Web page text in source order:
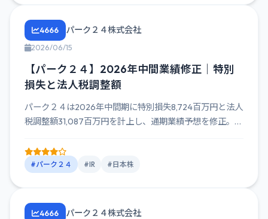
4666 パーク２４株式会社
2026/06/15
【パーク２４】2026年中間業績修正｜特別
損失と法人税調整額
パーク２４は2026年中間期に特別損失8,724百万円と法人
税調整額31,087百万円を計上し、通期業績予想を修正。売
#パーク２４ #IR #日本株
4666 パーク２４株式会社